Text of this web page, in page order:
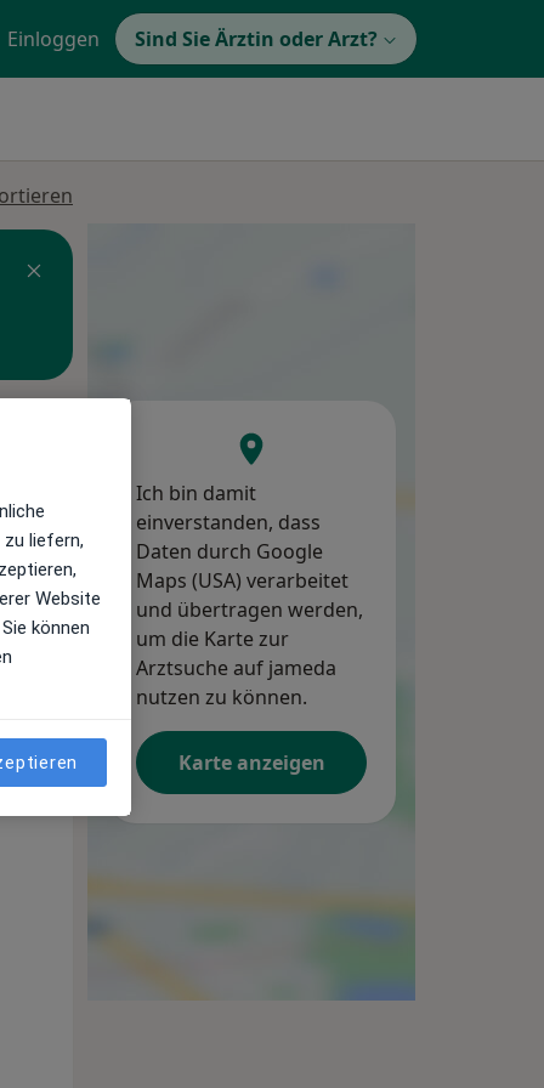
Einloggen Sind Sie Ärztin oder Arzt?
Di,
Ich bin damit
einverstanden, dass
Daten durch Google
Maps (USA) verarbeitet
und übertragen werden,
um die Karte zur
Arztsuche auf jameda
nutzen zu können.
Karte anzeigen
liefern,
Website
können